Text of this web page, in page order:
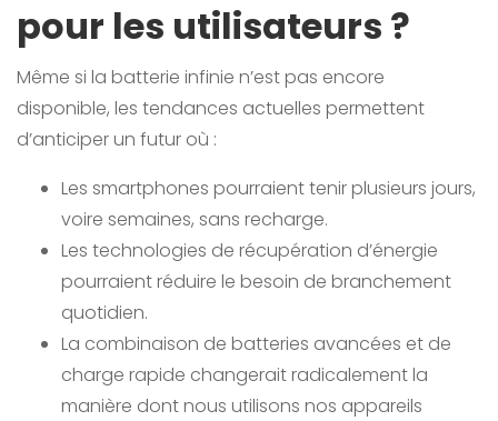
pour les utilisateurs ?
Même si la batterie infinie n’est pas encore
disponible, les tendances actuelles permettent
d’anticiper un futur où :
Les smartphones pourraient tenir plusieurs jours,
voire semaines, sans recharge.
Les technologies de récupération d’énergie
pourraient réduire le besoin de branchement
quotidien.
La combinaison de batteries avancées et de
charge rapide changerait radicalement la
manière dont nous utilisons nos appareils